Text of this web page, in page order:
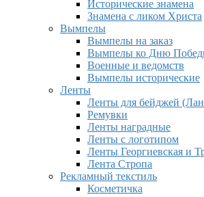
Исторические знамена
Знамена с ликом Христа
Вымпелы
Вымпелы на заказ
Вымпелы ко Дню
Военные и ведомств
Вымпелы исторические
Ленты
Ленты для бейджей
Ремувки
Ленты наградные
Ленты с логотипом
Ленты Георгиевская и
Лента Стропа
Рекламный текстиль
Косметичка